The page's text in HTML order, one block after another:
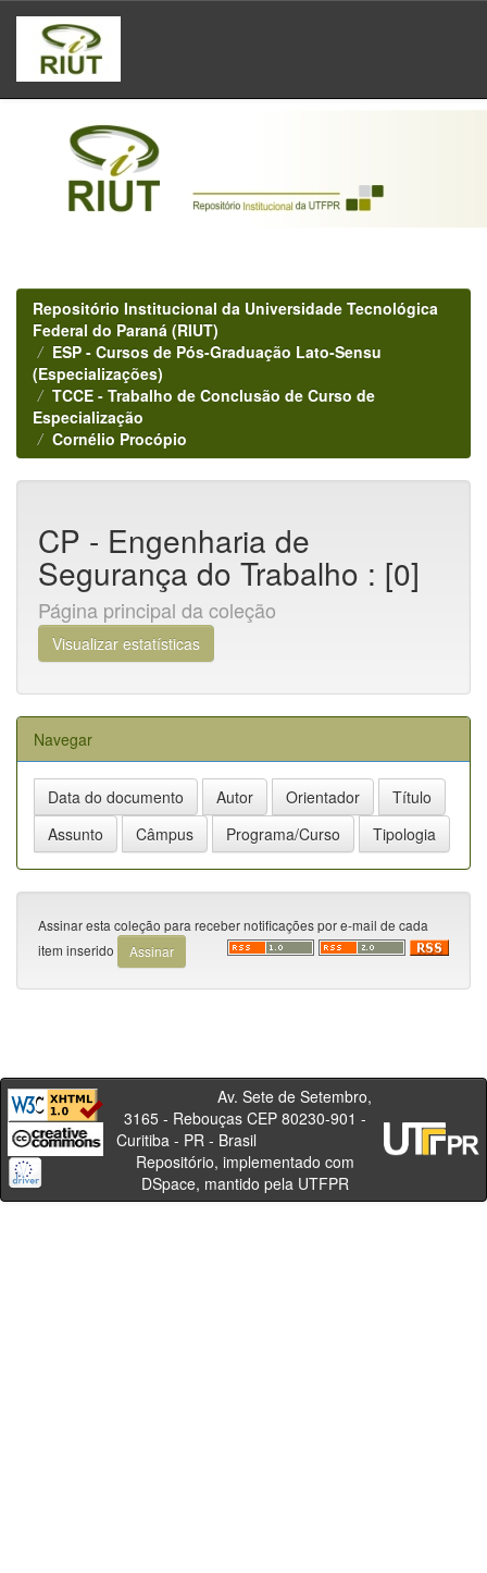
Skip
navigation
Repositório Institucional da Universidade Tecnológica
Federal do Paraná (RIUT)
ESP - Cursos de Pós-Graduação Lato-Sensu
(Especializações)
TCCE - Trabalho de Conclusão de Curso de
Especialização
Cornélio Procópio
CP - Engenharia de
Segurança do Trabalho : [0]
Página principal da coleção
Visualizar estatísticas
Navegar
Assinar esta coleção para receber notificações por e-mail de cada
item inserido
Av. Sete de Setembro,
3165 - Rebouças CEP 80230-901 -
Curitiba - PR - Brasil
Repositório, implementado com
DSpace, mantido pela UTFPR